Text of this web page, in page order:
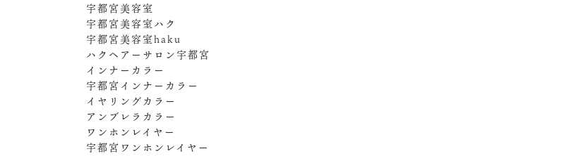
宇都宮美容室
宇都宮美容室ハク
宇都宮美容室haku
ハクヘアーサロン宇都宮
インナーカラー
宇都宮インナーカラー
イヤリングカラー
アンブレラカラー
ワンホンレイヤー
宇都宮ワンホンレイヤー